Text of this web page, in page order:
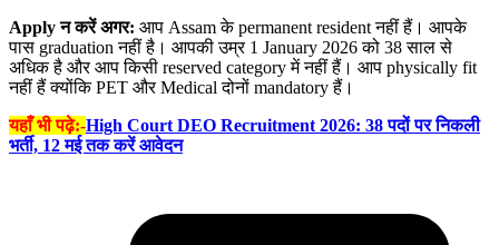
Applyन करें अगर: आप Assam के permanent resident नहीं हैं। आपके
पास graduation नहीं है। आपकी उम्र 1 January 2026 को 38 साल से
अधिक है और आप किसी reserved category में नहीं हैं। आप physically fit
नहीं हैं क्योंकि PET और Medical दोनों mandatory हैं।
यहाँ भी पढ़े:-High Court DEO Recruitment 2026: 38 पदों पर निकली
भर्ती, 12 मई तक करें आवेदन